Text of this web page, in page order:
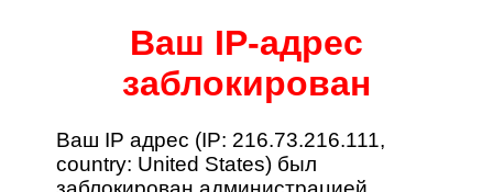
Ваш IP-адрес
заблокирован
Ваш IP адрес (IP: 216.73.216.111,
country: United States) был